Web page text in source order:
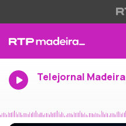
Telejornal Madeira